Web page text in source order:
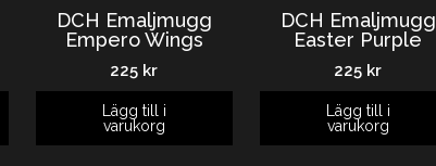
DCH Emaljmugg
Empero Wings
225 kr
Lägg till i
varukorg
DCH Emaljmugg
Easter Purple
225 kr
Lägg till i
varukorg